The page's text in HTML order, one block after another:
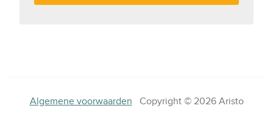
Algemene voorwaarden Copyright © 2026 Aristo